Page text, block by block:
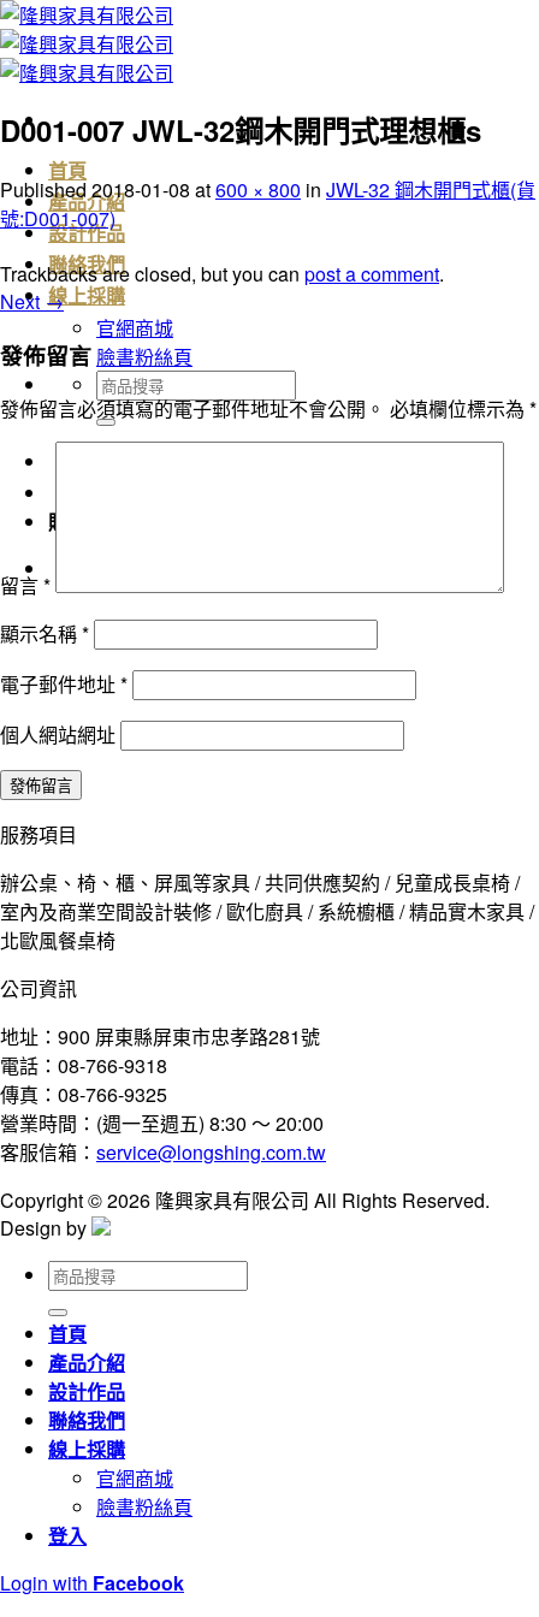
Skip
to
content
首頁
產品介紹
設計作品
聯絡我們
線上採購
官網商城
臉書粉絲頁
搜
尋
關
購物車
D001-007 JWL-32鋼木開門式理想櫃s
Published2018-01-08 at600 × 800 in JWL-32 鋼木開門式櫃(貨
號:D001-007)
Trackbacks are closed, but you can post a comment.
Next →
發佈留言
發佈留言必須填寫的電子郵件地址不會公開。 必填欄位標示為 *
留言*
顯示名稱*
電子郵件地址*
個人網站網址
服務項目
辦公桌、椅、櫃、屏風等家具 / 共同供應契約 / 兒童成長桌椅 /
室內及商業空間設計裝修 / 歐化廚具 / 系統櫥櫃 / 精品實木家具 /
北歐風餐桌椅
公司資訊
地址：900 屏東縣屏東市忠孝路281號
電話：08-766-9318
傳真：08-766-9325
營業時間：(週一至週五) 8:30 ～ 20:00
客服信箱： service@longshing.com.tw
Copyright © 2026 隆興家具有限公司 All Rights Reserved.
Design by
搜
尋
關
鍵
字:
首頁
產品介紹
設計作品
聯絡我們
線上採購
官網商城
臉書粉絲頁
登入
Login with Facebook